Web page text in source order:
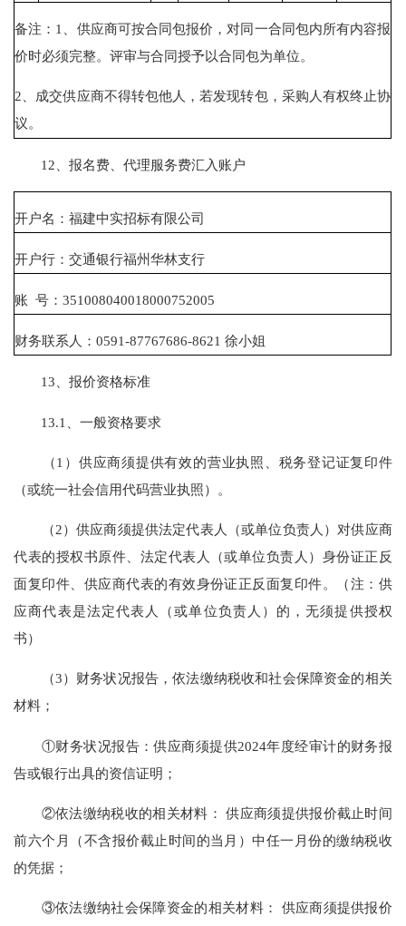
备注：1、供应商可按合同包报价，对同一合同包内所有内容报
价时必须完整。评审与合同授予以合同包为单位。
2、成交供应商不得转包他人，若发现转包，采购人有权终止协
议。
12、报名费、代理服务费汇入账户
开户名：福建中实招标有限公司
开户行：交通银行福州华林支行
账 号：351008040018000752005
财务联系人：0591-87767686-8621 徐小姐
13、报价资格标准
13.1、一般资格要求
（1）供应商须提供有效的营业执照、税务登记证复印件
（或统一社会信用代码营业执照）。
（2）供应商须提供法定代表人（或单位负责人）对供应商
代表的授权书原件、法定代表人（或单位负责人）身份证正反
面复印件、供应商代表的有效身份证正反面复印件。（注：供
应商代表是法定代表人（或单位负责人）的，无须提供授权
书）
（3）财务状况报告，依法缴纳税收和社会保障资金的相关
材料；
①财务状况报告：供应商须提供2024年度经审计的财务报
告或银行出具的资信证明；
②依法缴纳税收的相关材料： 供应商须提供报价截止时间
前六个月（不含报价截止时间的当月）中任一月份的缴纳税收
的凭据；
③依法缴纳社会保障资金的相关材料： 供应商须提供报价